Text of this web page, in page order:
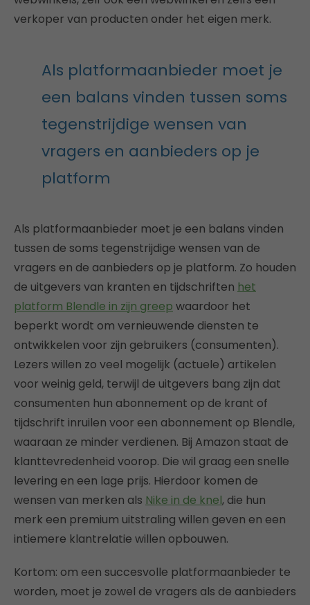
verkoper van producten onder het eigen merk.
Als platformaanbieder moet je
een balans vinden tussen soms
tegenstrijdige wensen van
vragers en aanbieders op je
platform
Als platformaanbieder moet je een balans vinden
tussen de soms tegenstrijdige wensen van de
vragers en de aanbieders op je platform. Zo houden
de uitgevers van kranten en tijdschriften het
platform Blendle in zijn greep waardoor het
beperkt wordt om vernieuwende diensten te
ontwikkelen voor zijn gebruikers (consumenten).
Lezers willen zo veel mogelijk (actuele) artikelen
voor weinig geld, terwijl de uitgevers bang zijn dat
consumenten hun abonnement op de krant of
tijdschrift inruilen voor een abonnement op Blendle,
waaraan ze minder verdienen. Bij Amazon staat de
klanttevredenheid voorop. Die wil graag een snelle
levering en een lage prijs. Hierdoor komen de
wensen van merken als Nike in de knel, die hun
merk een premium uitstraling willen geven en een
intiemere klantrelatie willen opbouwen.
Kortom: om een succesvolle platformaanbieder te
worden, moet je zowel de vragers als de aanbieders